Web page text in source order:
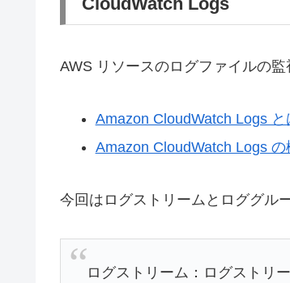
AWS リソースのログファイルの
Amazon CloudWatch Logs と
Amazon CloudWatch Logs の
今回はログストリームとロググル
ログストリーム：ログストリ